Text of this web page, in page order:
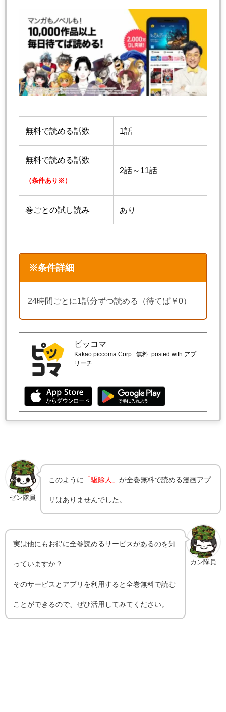
無料で読める話数 1話
無料で読める話数
（条件あり※）
2話～11話
巻ごとの試し読み あり
※条件詳細
24時間ごとに1話分ずつ読める（待てば￥0）
ピッコマ
Kakao piccoma Corp. 無料 posted with アプ
リーチ
ゼン隊員
このように 「駆除人」が全巻無料で読める漫画アプ
リはありませんでした。
カン隊員
実は他にもお得に全巻読めるサービスがあるのを知
っていますか？
そのサービスとアプリを利用すると全巻無料で読む
ことができるので、ぜひ活用してみてください。